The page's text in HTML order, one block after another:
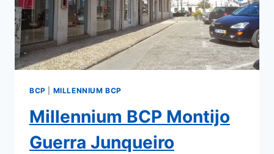
BCP MILLENNIUM BCP
Millennium BCP Montijo
Guerra Junqueiro